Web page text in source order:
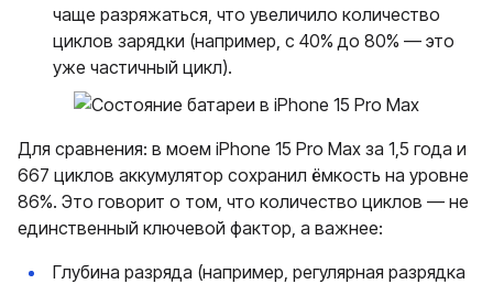
чаще разряжаться, что увеличило количество
циклов зарядки (например, с 40% до 80% — это
уже частичный цикл).
Для сравнения: в моем iPhone 15 Pro Max за 1,5 года и
667 циклов аккумулятор сохранил ёмкость на уровне
86%. Это говорит о том, что количество циклов — не
единственный ключевой фактор, а важнее:
Глубина разряда (например, регулярная разрядка